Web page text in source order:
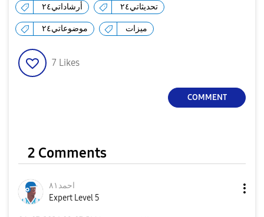
أرشاداتي٢٤ تحديثاتي٢٤
موضوعاتي٢٤ ميزات
7 Likes
COMMENT
2 Comments
احمد٨١
Expert Level 5